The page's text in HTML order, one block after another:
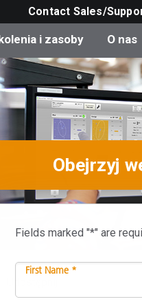
Contact Sales/
i zasoby O nas
Obejrzyj
Fields marked "*" are
First Name *